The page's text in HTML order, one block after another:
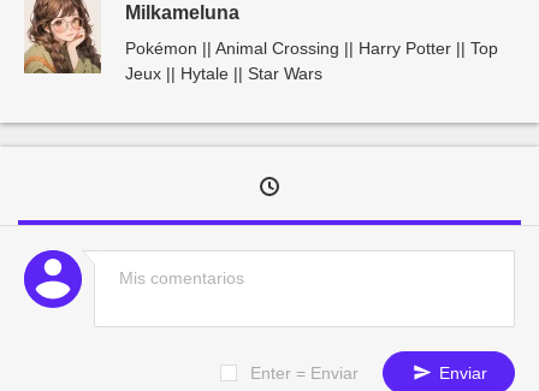
Milkameluna
Pokémon || Animal Crossing || Harry Potter || Top
Jeux || Hytale || Star Wars
Enter = Enviar Enviar